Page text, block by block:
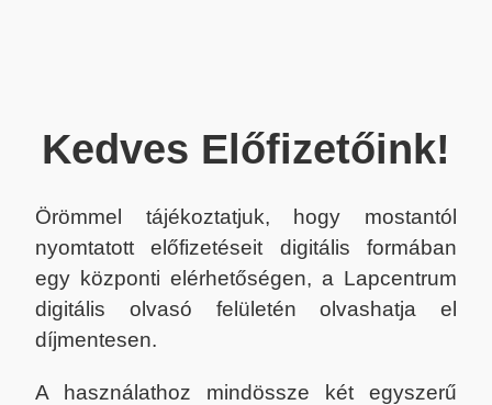
Kedves Előfizetőink!
Örömmel tájékoztatjuk, hogy mostantól
nyomtatott előfizetéseit digitális formában
egy központi elérhetőségen, a Lapcentrum
digitális olvasó felületén olvashatja el
díjmentesen.
A használathoz mindössze két egyszerű